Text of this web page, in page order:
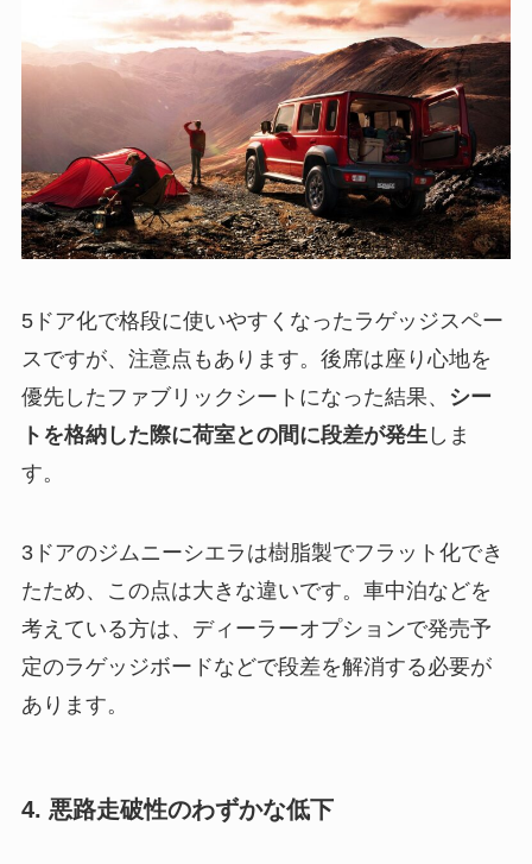
5ドア化で格段に使いやすくなったラゲッジスペー
スですが、注意点もあります。後席は座り心地を
優先したファブリックシートになった結果、
シー
トを格納した際に荷室との間に段差が発生 しま
す。
3ドアのジムニーシエラは樹脂製でフラット化でき
たため、この点は大きな違いです。車中泊などを
考えている方は、ディーラーオプションで発売予
定のラゲッジボードなどで段差を解消する必要が
あります。
4. 悪路走破性のわずかな低下